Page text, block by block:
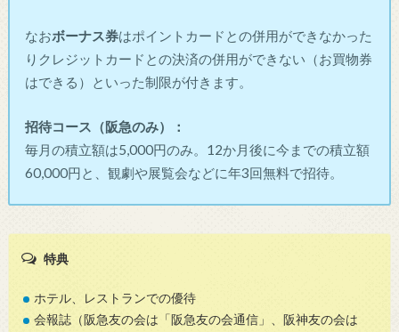
なおボーナス券はポイントカードとの併用ができなかった
りクレジットカードとの決済の併用ができない（お買物券
はできる）といった制限が付きます。
招待コース（阪急のみ）：
毎月の積立額は5,000円のみ。12か月後に今までの積立額
60,000円と、観劇や展覧会などに年3回無料で招待。
特典
ホテル、レストランでの優待
会報誌（阪急友の会は「阪急友の会通信」、阪神友の会は